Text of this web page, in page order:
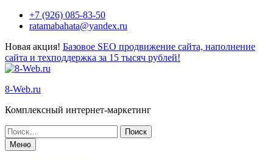
+7 (926) 085-83-50
ratamabahata@yandex.ru
Новая акция! Базовое SEO продвижение сайта, наполнение
сайта и техподдержка за 15 тысяч рублей!
8-Web.ru
Комплексный интернет-маркетинг
Меню